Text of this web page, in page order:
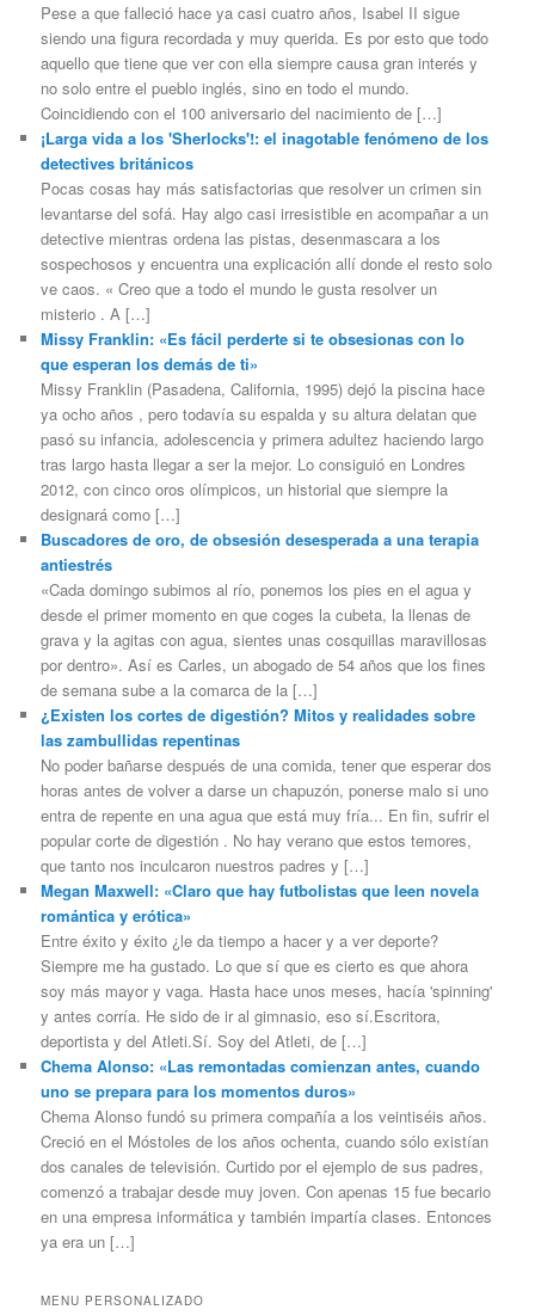
Pese a que falleció hace ya casi cuatro años, Isabel II sigue
siendo una figura recordada y muy querida. Es por esto que todo
aquello que tiene que ver con ella siempre causa gran interés y
no solo entre el pueblo inglés, sino en todo el mundo.
Coincidiendo con el 100 aniversario del nacimiento de […]
¡Larga vida a los 'Sherlocks'!: el inagotable fenómeno de los
detectives británicos
Pocas cosas hay más satisfactorias que resolver un crimen sin
levantarse del sofá. Hay algo casi irresistible en acompañar a un
detective mientras ordena las pistas, desenmascara a los
sospechosos y encuentra una explicación allí donde el resto solo
ve caos. « Creo que a todo el mundo le gusta resolver un
misterio . A […]
Missy Franklin: «Es fácil perderte si te obsesionas con lo
que esperan los demás de ti»
Missy Franklin (Pasadena, California, 1995) dejó la piscina hace
ya ocho años , pero todavía su espalda y su altura delatan que
pasó su infancia, adolescencia y primera adultez haciendo largo
tras largo hasta llegar a ser la mejor. Lo consiguió en Londres
2012, con cinco oros olímpicos, un historial que siempre la
designará como […]
Buscadores de oro, de obsesión desesperada a una terapia
antiestrés
«Cada domingo subimos al río, ponemos los pies en el agua y
desde el primer momento en que coges la cubeta, la llenas de
grava y la agitas con agua, sientes unas cosquillas maravillosas
por dentro». Así es Carles, un abogado de 54 años que los fines
de semana sube a la comarca de la […]
¿Existen los cortes de digestión? Mitos y realidades sobre
las zambullidas repentinas
No poder bañarse después de una comida, tener que esperar dos
horas antes de volver a darse un chapuzón, ponerse malo si uno
entra de repente en una agua que está muy fría... En fin, sufrir el
popular corte de digestión . No hay verano que estos temores,
que tanto nos inculcaron nuestros padres y […]
Megan Maxwell: «Claro que hay futbolistas que leen novela
romántica y erótica»
Entre éxito y éxito ¿le da tiempo a hacer y a ver deporte?
Siempre me ha gustado. Lo que sí que es cierto es que ahora
soy más mayor y vaga. Hasta hace unos meses, hacía 'spinning'
y antes corría. He sido de ir al gimnasio, eso sí.Escritora,
deportista y del Atleti.Sí. Soy del Atleti, de […]
Chema Alonso: «Las remontadas comienzan antes, cuando
uno se prepara para los momentos duros»
Chema Alonso fundó su primera compañía a los veintiséis años.
Creció en el Móstoles de los años ochenta, cuando sólo existían
dos canales de televisión. Curtido por el ejemplo de sus padres,
comenzó a trabajar desde muy joven. Con apenas 15 fue becario
en una empresa informática y también impartía clases. Entonces
ya era un […]
MENU PERSONALIZADO